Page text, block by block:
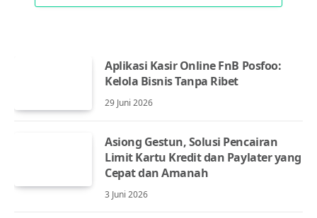
Aplikasi Kasir Online FnB Posfoo:
Kelola Bisnis Tanpa Ribet
29 Juni 2026
Asiong Gestun, Solusi Pencairan
Limit Kartu Kredit dan Paylater yang
Cepat dan Amanah
3 Juni 2026